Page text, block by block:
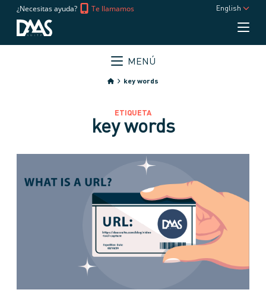
¿Necesitas ayuda? Te llamamos English
MENÚ
key words
ETIQUETA
key words